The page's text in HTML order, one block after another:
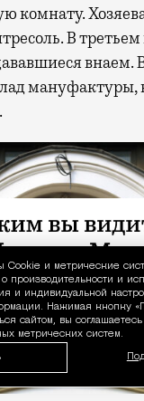
Сookie и метрические
производительности и
и индивидуальной
Нажимая кнопку
сайтом, вы
метрических систем.
комнату.
В
внаем.